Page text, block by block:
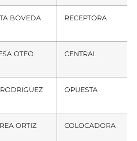
BOVEDA RECEPTORA
OTEO CENTRAL
OPUESTA
ORTIZ COLOCADORA